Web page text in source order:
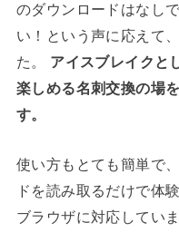
のダウンロードはなし
い！という声に応えて
た。
アイスブレイクと
楽しめる名刺交換の場
す。
使い方もとても簡単で
ドを読み取るだけで体
ブラウザに対応していま